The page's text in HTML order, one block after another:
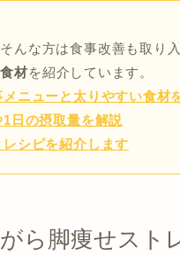
そんな方は食事改善も取り
材を紹介しています。
ニューと太りやすい食材
日の摂取量を解説
シピを紹介します
ら脚痩せスト